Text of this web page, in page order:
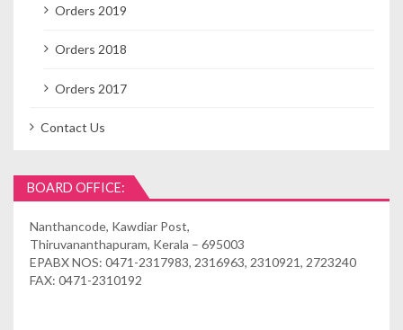
Orders 2019
Orders 2018
Orders 2017
Contact Us
BOARD OFFICE:
Nanthancode, Kawdiar Post,
Thiruvananthapuram, Kerala – 695003
EPABX NOS: 0471-2317983, 2316963, 2310921, 2723240
FAX: 0471-2310192